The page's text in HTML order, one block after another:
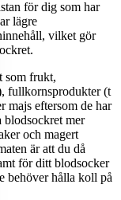
för dig som har
lägre
vilket gör
som frukt,
fullkornsprodukter (t
majs eftersom de har
blodsockret mer
och magert
är att du då
för ditt blodsocker
behöver hålla koll på